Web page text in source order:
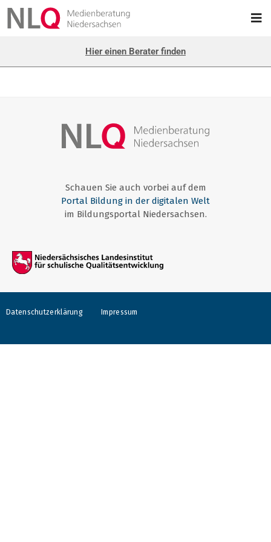
Hier einen Berater finden
Schauen Sie auch vorbei auf dem
Portal Bildung in der digitalen Welt
im Bildungsportal Niedersachsen.
Datenschutzerklärung Impressum